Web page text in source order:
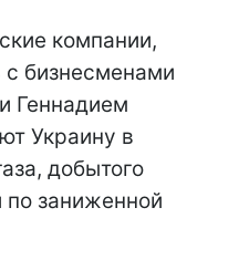
компании,
бизнесменами
Геннадием
Украину в
добытого
по заниженной